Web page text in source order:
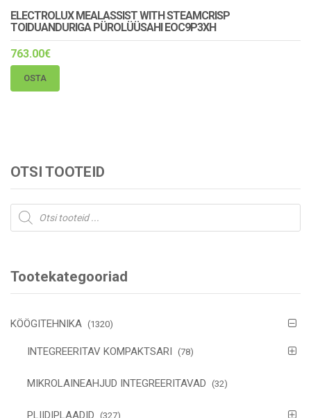
ELECTROLUX MEALASSIST WITH STEAMCRISP
TOIDUANDURIGA PÜROLÜÜSAHI EOC9P3XH
763.00€
OSTA
OTSI TOOTEID
Products
search
Tootekategooriad
KÖÖGITEHNIKA (1320)
INTEGREERITAV KOMPAKTSARI (78)
MIKROLAINEAHJUD INTEGREERITAVAD (32)
PLIIDIPLAADID (327)